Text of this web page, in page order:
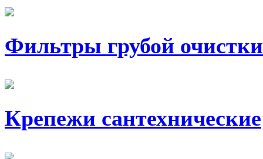
Фильтры грубой очистки
Крепежи сантехнические